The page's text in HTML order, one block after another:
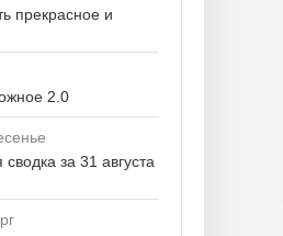
прекрасное и
2.0
за 31 августа